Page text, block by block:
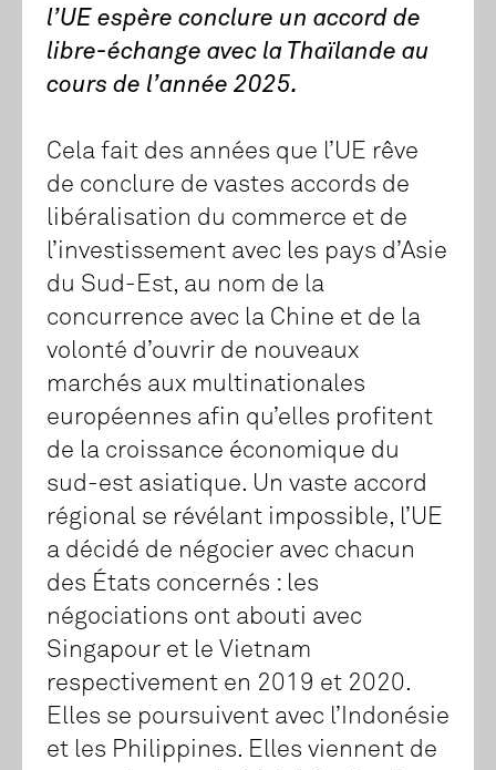
l’UE espère conclure un accord de
libre-échange avec la Thaïlande au
cours de l’année 2025.
Cela fait des années que l’UE rêve
de conclure de vastes accords de
libéralisation du commerce et de
l’investissement avec les pays d’Asie
du Sud-Est, au nom de la
concurrence avec la Chine et de la
volonté d’ouvrir de nouveaux
marchés aux multinationales
européennes afin qu’elles profitent
de la croissance économique du
sud-est asiatique. Un vaste accord
régional se révélant impossible, l’UE
a décidé de négocier avec chacun
des États concernés : les
négociations ont abouti avec
Singapour et le Vietnam
respectivement en 2019 et 2020.
Elles se poursuivent avec l’Indonésie
et les Philippines. Elles viennent de